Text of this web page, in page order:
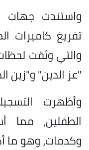
واستندت جهات
تفريغ كاميرات
والتي وثقت
"عز الدين" و"زين
وأظهرت
الطفلين، مما
وكدمات، وهو ما